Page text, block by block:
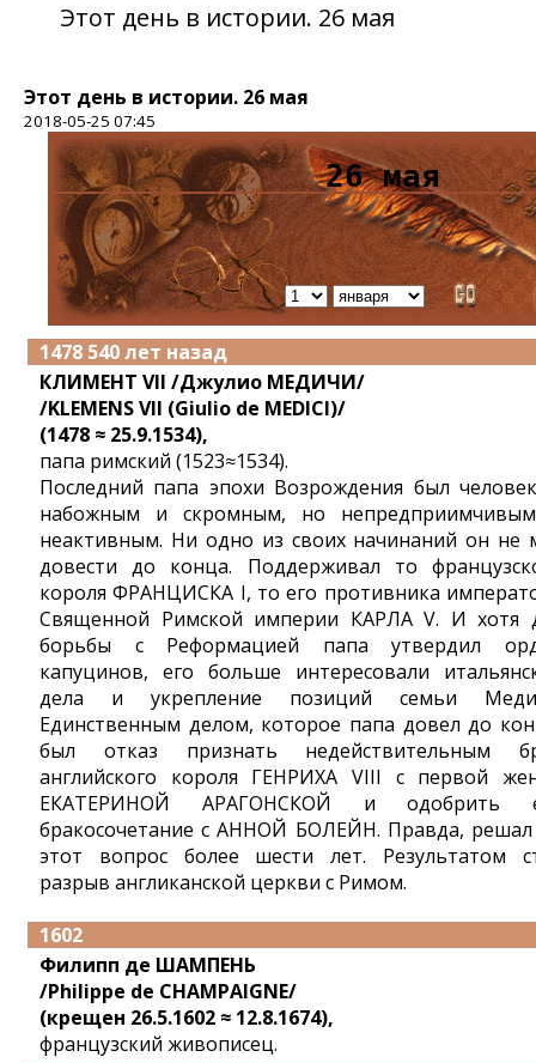
Этот день в истории. 26 мая
Этот день в истории. 26 мая
2018-05-25 07:45
26 мая
1478 540 лет назад
КЛИМЕНТ VII /Джулио МЕДИЧИ/
/KLEMENS VII (Giulio de MEDICI)/
(1478 ≈ 25.9.1534),
папа римский (1523≈1534).
Последний папа эпохи Возрождения был
набожным и скромным, но
неактивным. Ни одно из своих начинаний он не
довести до конца. Поддерживал то
короля ФРАНЦИСКА I, то его противника
Священной Римской империи КАРЛА V. И хотя
борьбы с Реформацией папа утвердил
капуцинов, его больше интересовали
дела и укрепление позиций семьи
Единственным делом, которое папа довел до
был отказ признать недействительным
английского короля ГЕНРИХА VIII с первой
ЕКАТЕРИНОЙ АРАГОНСКОЙ и одобрить
бракосочетание с АННОЙ БОЛЕЙН. Правда,
этот вопрос более шести лет. Результатом
разрыв англиканской церкви с Римом.
1602
Филипп де ШАМПЕНЬ
/Philippe de CHAMPAIGNE/
(крещен 26.5.1602 ≈ 12.8.1674),
французский живописец.